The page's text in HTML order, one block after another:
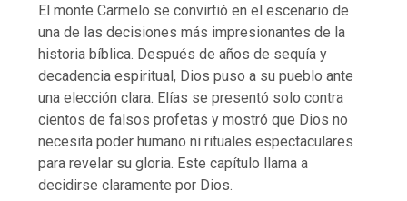
El monte Carmelo se convirtió en el escenario de
una de las decisiones más impresionantes de la
historia bíblica. Después de años de sequía y
decadencia espiritual, Dios puso a su pueblo ante
una elección clara. Elías se presentó solo contra
cientos de falsos profetas y mostró que Dios no
necesita poder humano ni rituales espectaculares
para revelar su gloria. Este capítulo llama a
decidirse claramente por Dios.